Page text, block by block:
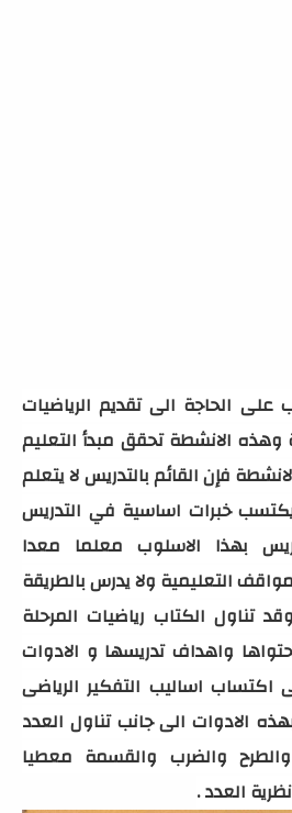
على الحاجة الى تقديم الرياضيات
الانشطة تحقق مبدأ التعليم
فإن القائم بالتدريس لا يتعلم
خبرات اساسية في التدريس
بهذا الاسلوب معلما معدا
التعليمية ولا يدرس بالطريقة
تناول الكتاب رياضيات المرحلة
واهداف تدريسها و الادوات
اساليب التفكير الرياضى
الادوات الى جانب تناول العدد
والضرب والقسمة معطيا
العدد .